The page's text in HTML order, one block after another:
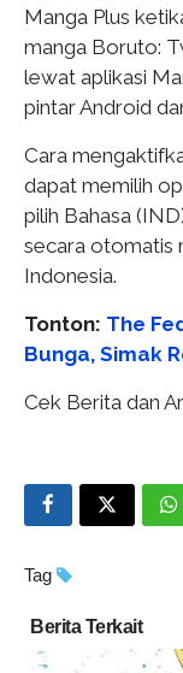
Manga Plus
manga Boruto:
lewat aplikasi
pintar Android
Cara
dapat memilih
pilih Bahasa
secara otomatis
Indonesia.
Tonton: The
Bunga, Simak
Cek Berita dan
Tag
Berita Terkait